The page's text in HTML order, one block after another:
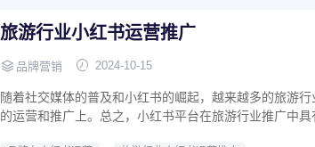
旅游行业小红书运营推广
品牌营销 2024-10-15
随着社交媒体的普及和小红书的崛起，越来越多的旅游
的运营和推广上。总之，小红书平台在旅游行业推广中具